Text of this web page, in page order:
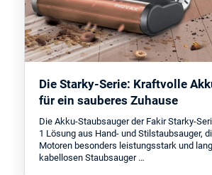
Die Starky-Serie: Kraftvolle
für ein sauberes Zuhause
Die Akku-Staubsauger der Fakir Starky-
1 Lösung aus Hand- und Stilstaubsauger,
Motoren besonders leistungsstark und
kabellosen Staubsauger …